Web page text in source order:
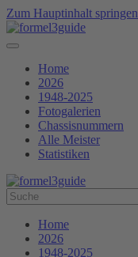
Zum Hauptinhalt springen
Home
2026
1948-2025
Fotogalerien
Chassisnummern
Alle Meister
Statistiken
Home
2026
1948-2025